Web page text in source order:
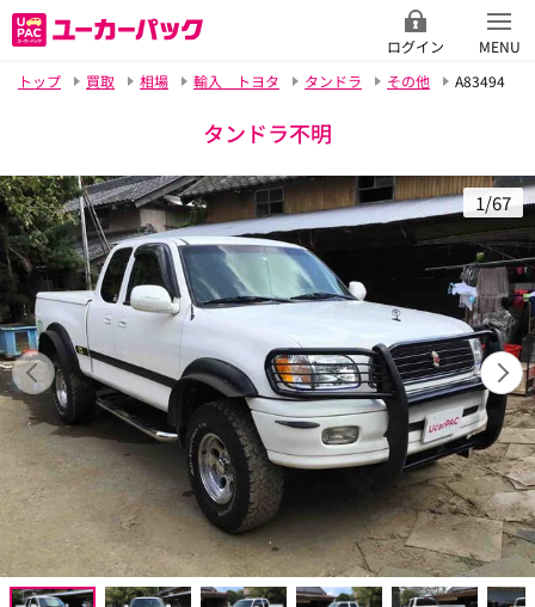
ログイン
MENU
トップ
買取 相場 輸入 トヨタ タンドラ その他 A83494
タンドラ不明
1/67